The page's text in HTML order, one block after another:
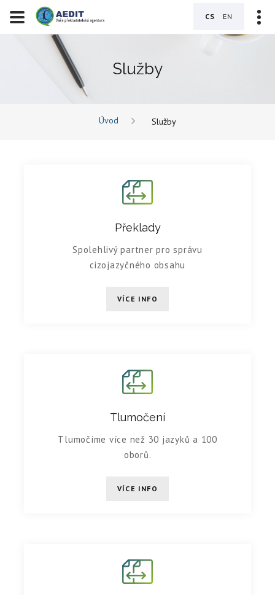
CS EN
Služby
Úvod Služby
Překlady
Spolehlivý partner pro správu
cizojazyčného obsahu
VÍCE INFO
Tlumočení
Tlumočíme více než 30 jazyků a 100
oborů.
VÍCE INFO